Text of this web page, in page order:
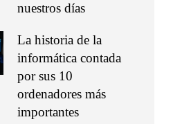
nuestros días
La historia de la
informática contada
por sus 10
ordenadores más
importantes